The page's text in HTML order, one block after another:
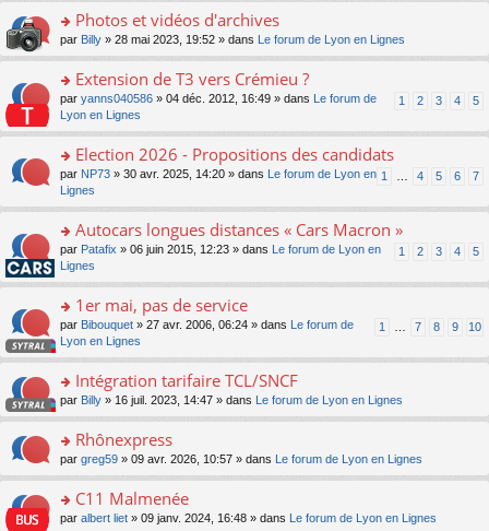
ré
c
epl
u
s
ré
c
e
o
n
lu
pl
u
s
ré
c
e
nt
a
g
e
n
o
n
pl
u
s
ré
c
nt
ult
er
le
m
e
s
g
e
n
o
n
le
s
ré
e
o
n
ult
er
le
m
e
s
s
e
n
o
n
lu
pl
ré
c
e
Photos et vidéos d'archives
par Billy » 28 mai 2023, 19:52 » dans Le forum de Lyon en Lignes
o
s
er
le
m
e
s
s
a
n
o
n
lu
le
u
ré
c
e
Extension de T3 vers Crémieu ?
1 2 3 4 5
par yanns040586 » 04 déc. 2012, 16:49 » dans
Le forum de
Lyon en Lignes
o
s
er
le
m
e
s
s
a
n
o
n
lu
pl
s
ré
Election 2026 - Propositions des candidats
1 4 5 6 7
par NP73 » 30 avr. 2025, 14:20 » dans
Le forum de Lyon en
Lignes
o
s
er
le
m
e
s
s
e
n
o
n
le
Autocars longues distances « Cars Macron »
1 2 3 4 5
par Patafix » 06 juin 2015, 12:23 » dans
Le forum de Lyon en
Lignes
o
s
er
le
m
e
s
g
e
1er mai, pas de service
1 7 8 9 10
par Bibouquet » 27 avr. 2006, 06:24 » dans
Le forum de
Lyon en Lignes
o
n
ult
er
le
m
e
Intégration tarifaire TCL/SNCF
par Billy » 16 juil. 2023, 14:47 » dans Le forum de Lyon en Lignes
o
n
ult
er
Rhônexpress
par greg59 » 09 avr. 2026, 10:57 » dans Le forum de Lyon en Lignes
o
C11 Malmenée
par albert liet » 09 janv. 2024, 16:48 » dans Le forum de Lyon en Lignes